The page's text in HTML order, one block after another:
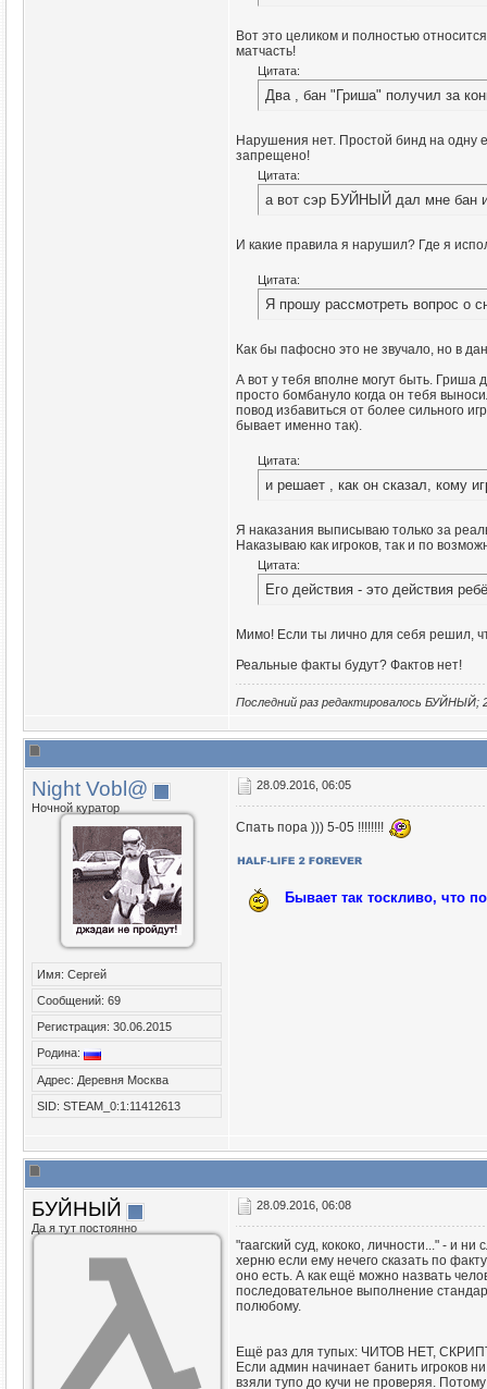
Вот это целиком и полностью
матчасть!
Цитата:
Два , бан "Гриша" получил за
Нарушения нет. Простой бинд на одну
запрещено!
Цитата:
а вот сэр БУЙНЫЙ дал мне бан
И какие правила я нарушил? Где я
Цитата:
Я прошу рассмотреть вопрос о
Как бы пафосно это не звучало, но в
А вот у тебя вполне могут быть. Гриша
просто бомбануло когда он тебя
повод избавиться от более сильного
бывает именно так).
Цитата:
и решает , как он сказал, кому
Я наказания выписываю только за
Наказываю как игроков, так и по
Цитата:
Его действия - это действия
Мимо! Если ты лично для себя решил,
Реальные факты будут? Фактов нет!
Последний раз редактировалось БУЙНЫЙ;
Night Vobl@
Ночной куратор
Имя: Сергей
Сообщений: 69
Регистрация: 30.06.2015
Родина:
Адрес: Деревня Москва
SID: STEAM_0:1:11412613
28.09.2016, 06:05
Спать пора ))) 5-05 !!!!!!!!
Бывает так тоскливо, что
БУЙНЫЙ
Да я тут постоянно
28.09.2016, 06:08
"гаагский суд, кококо, личности..." - и
херню если ему нечего сказать по
оно есть. А как ещё можно назвать
последовательное выполнение
полюбому.
Ещё раз для тупых: ЧИТОВ НЕТ,
Если админ начинает банить игроков
взяли тупо до кучи не проверяя.